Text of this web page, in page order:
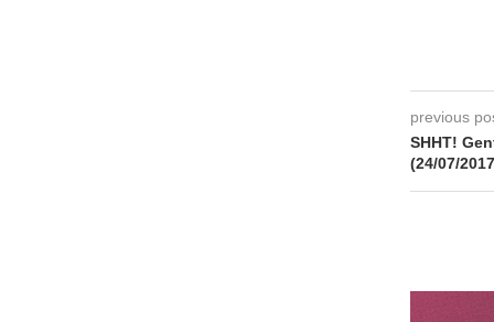
previous
SHHT!
(24/07/